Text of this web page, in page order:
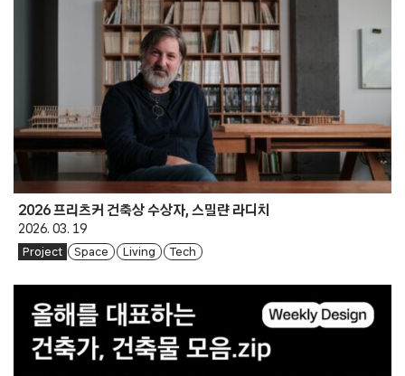
2026 프리츠커 건축상 수상자, 스밀랸 라디치
2026. 03. 19
Project Space Living Tech